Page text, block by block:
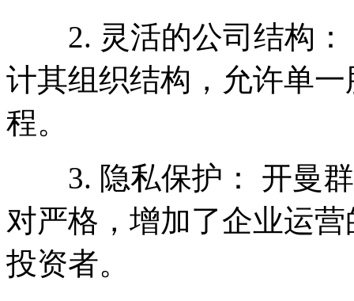
2. 灵活的公司结构：
计其组织结构，允许单
程。
3. 隐私保护： 开曼群
对严格，增加了企业运
投资者。